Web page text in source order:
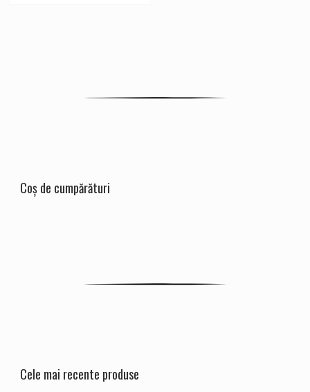
Coș de cumpărături
Cele mai recente produse